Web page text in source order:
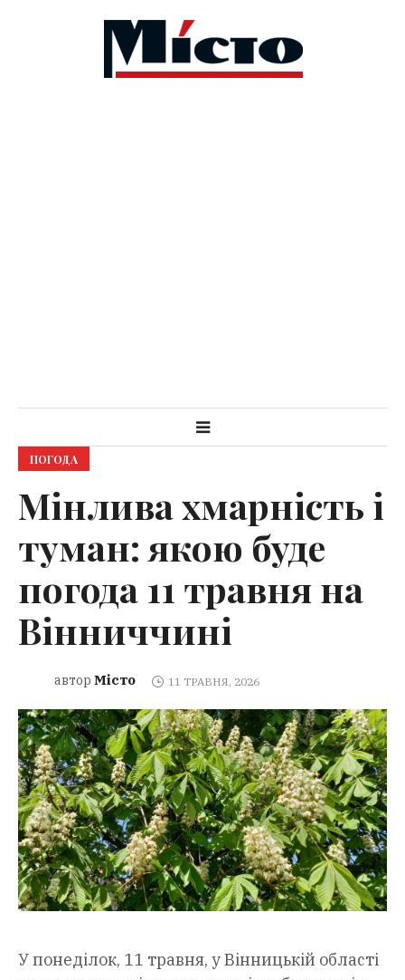
ПОГОДА
Мінлива хмарність і
туман: якою буде
погода 11 травня на
Вінниччині
автор Місто 11 ТРАВНЯ, 2026
У понеділок, 11 травня, у Вінницькій області